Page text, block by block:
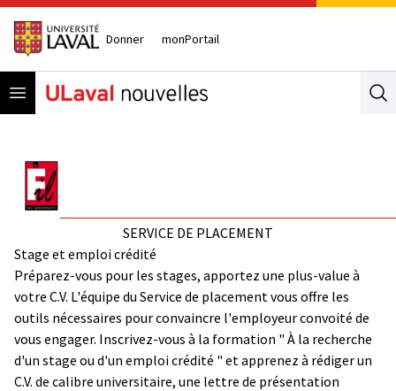
Donner monPortail
Open menu
SERVICE DE PLACEMENT
Stage et emploi crédité
Préparez-vous pour les stages, apportez une plus-value à
votre C.V. L'équipe du Service de placement vous offre les
outils nécessaires pour convaincre l'employeur convoité de
vous engager. Inscrivez-vous à la formation " À la recherche
d'un stage ou d'un emploi crédité " et apprenez à rédiger un
C.V. de calibre universitaire, une lettre de présentation